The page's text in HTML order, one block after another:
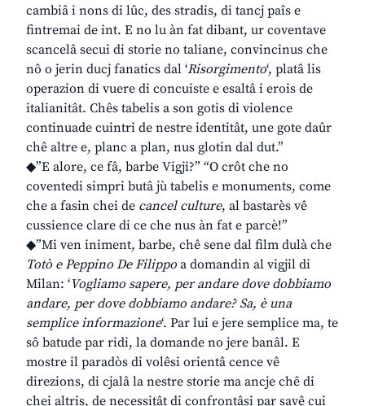
cambiâ i nons di lûc, des stradis, di tancj paîs e
fintremai de int. E no lu àn fat dibant, ur coventave
scancelâ secui di storie no taliane, convincinus che
nô o jerin ducj fanatics dal ‘Risorgimento‘, platâ lis
operazion di vuere di concuiste e esaltâ i erois de
italianitât. Chês tabelis a son gotis di violence
continuade cuintri de nestre identitât, une gote daûr
chê altre e, planc a plan, nus glotin dal dut.”
◆”E alore, ce fâ, barbe Vigji?” “O crôt che no
coventedi simpri butâ jù tabelis e monuments, come
che a fasin chei de cancel culture, al bastarès vê
cussience clare di ce che nus àn fat e parcè!”
◆”Mi ven iniment, barbe, chê sene dal film dulà che
Totò e Peppino De Filippoa domandin al vigjil di
Milan: ‘Vogliamo sapere, per andare dove dobbiamo
andare, per dove dobbiamo andare? Sa, è una
semplice informazione‘. Par lui e jere semplice ma, te
sô batude par ridi, la domande no jere banâl. E
mostre il paradòs di volêsi orientâ cence vê
direzions, di cjalâ la nestre storie ma ancje chê di
chei altris, de necessitât di confrontâsi par savê cui